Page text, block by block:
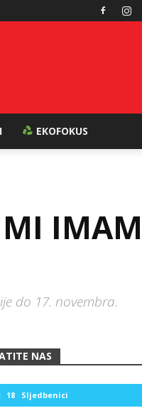
EKOFOKUS
MI
do 17. novembra.
NAS
18 Sljedbenici